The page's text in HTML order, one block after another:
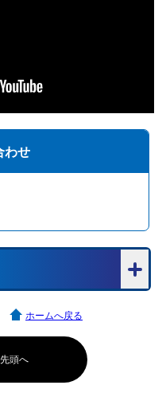
わせ
頭へ
ホームへ戻る